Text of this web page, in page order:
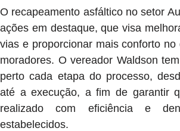
O recapeamento asfáltico no setor
ações em destaque, que visa
vias e proporcionar mais conforto no
moradores. O vereador Waldson
perto cada etapa do processo,
até a execução, a fim de garantir
realizado com eficiência e
estabelecidos.